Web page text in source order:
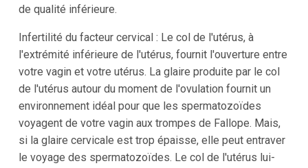
de qualité inférieure.
Infertilité du facteur cervical : Le col de l'utérus, à
l'extrémité inférieure de l'utérus, fournit l'ouverture entre
votre vagin et votre utérus. La glaire produite par le col
de l'utérus autour du moment de l'ovulation fournit un
environnement idéal pour que les spermatozoïdes
voyagent de votre vagin aux trompes de Fallope. Mais,
si la glaire cervicale est trop épaisse, elle peut entraver
le voyage des spermatozoïdes. Le col de l'utérus lui-